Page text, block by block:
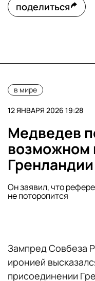
поделиться
в мире
12 ЯНВАРЯ 2026 19:28
Медведев
возможном
Он заявил, что
не поторопится
Зампред Совбеза
иронией
присоединении